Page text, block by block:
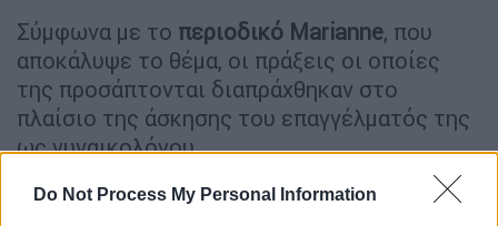
Do Not Process My Personal Information
Σύμφωνα με το περιοδικό Marianne, που
αποκάλυψε το θέμα, οι πράξεις οι οποίες
της προσάπτονται διαπράχθηκαν στο
πλαίσιο της άσκησης του επαγγέλματός της
ως γυναικολόγου.
Ποια είναι